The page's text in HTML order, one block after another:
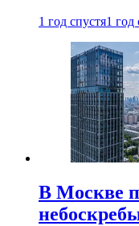
1 год спустя1 год
В Москве